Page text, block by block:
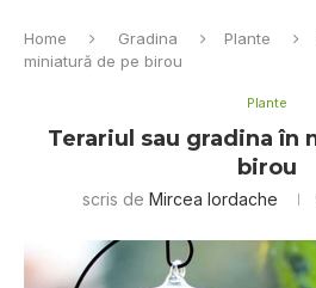
Home Gradina Plante
miniatură de pe birou
Plante
Terariul sau gradina în
birou
scris de Mircea Iordache